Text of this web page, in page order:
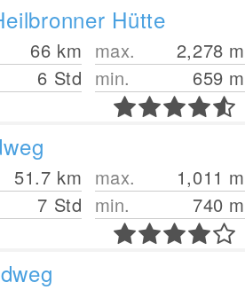
Hütte
66 km
6 Std
max. 2,278 m
min.
659 m
51.7 km
7 Std
max. 1,011 m
min.
740 m